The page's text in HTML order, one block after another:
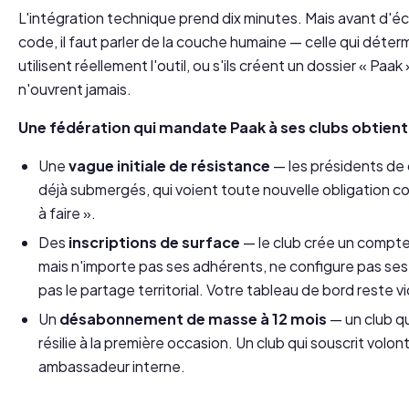
L'intégration technique prend dix minutes. Mais avant
code, il faut parler de la couche humaine — celle qui
utilisentréellement l'outil, ou s'ils créent un dossier « Paak
n'ouvrent jamais.
Une fédération qui mandate Paak à ses clubs
Unevague initiale de résistance — les présidents de
déjà submergés, qui voient toute nouvelle obligation
à faire ».
Des inscriptions de surface — le club crée un
mais n'importe pas ses adhérents, ne configure pas
pas le partage territorial. Votre tableau de bord reste
Un désabonnement de masse à 12 mois — un club
résilie à la première occasion. Un club qui souscrit
ambassadeur interne.